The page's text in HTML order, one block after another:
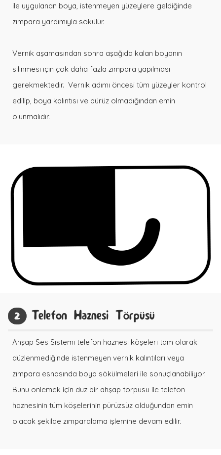
ile uygulanan boya, istenmeyen yüzeylere geldiğinde
zımpara yardımıyla sökülür.
Vernik aşamasından sonra aşağıda kalan boyanın
silinmesi için çok daha fazla zımpara yapılması
gerekmektedir. Vernik adımı öncesi tüm yüzeyler kontrol
edilip, boya kalıntısı ve pürüz olmadığından emin
olunmalıdır.
2 Telefon Haznesi Törpüsü
Ahşap Ses Sistemi telefon haznesi köşeleri tam olarak
düzlenmediğinde istenmeyen vernik kalıntıları veya
zımpara esnasında boya sökülmeleri ile sonuçlanabiliyor.
Bunu önlemek için düz bir ahşap törpüsü ile telefon
haznesinin tüm köşelerinin pürüzsüz olduğundan emin
olacak şekilde zımparalama işlemine devam edilir.